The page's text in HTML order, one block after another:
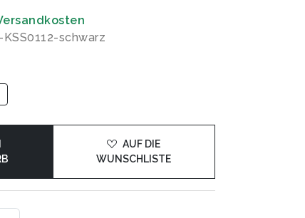
schwarz
AUF DIE
WUNSCHLISTE